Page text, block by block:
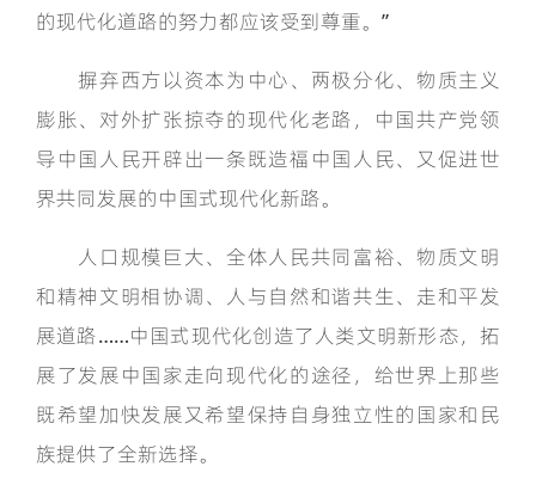
的现代化道路的努力都应该受到尊重。”
摒弃西方以资本为中心、两极分化、物质主义
膨胀、对外扩张掠夺的现代化老路，中国共产党领
导中国人民开辟出一条既造福中国人民、又促进世
界共同发展的中国式现代化新路。
人口规模巨大、全体人民共同富裕、物质文明
和精神文明相协调、人与自然和谐共生、走和平发
展道路……中国式现代化创造了人类文明新形态，拓
展了发展中国家走向现代化的途径，给世界上那些
既希望加快发展又希望保持自身独立性的国家和民
族提供了全新选择。